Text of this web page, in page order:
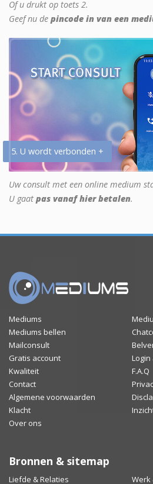
Of u drukt op toets 2.
Geef nu de pincode in van een
5. U wordt verbonden +
Uw consult met een online medium
U gaat pas vanaf hier betalen.
Mediums
Mediums bellen
Mailconsult
Gratis account
Kwaliteit
F.A.Q
Contact
Algemene voorwaarden
Klacht
Over ons
Bronnen & sitemap
Liefde & Relaties Werk